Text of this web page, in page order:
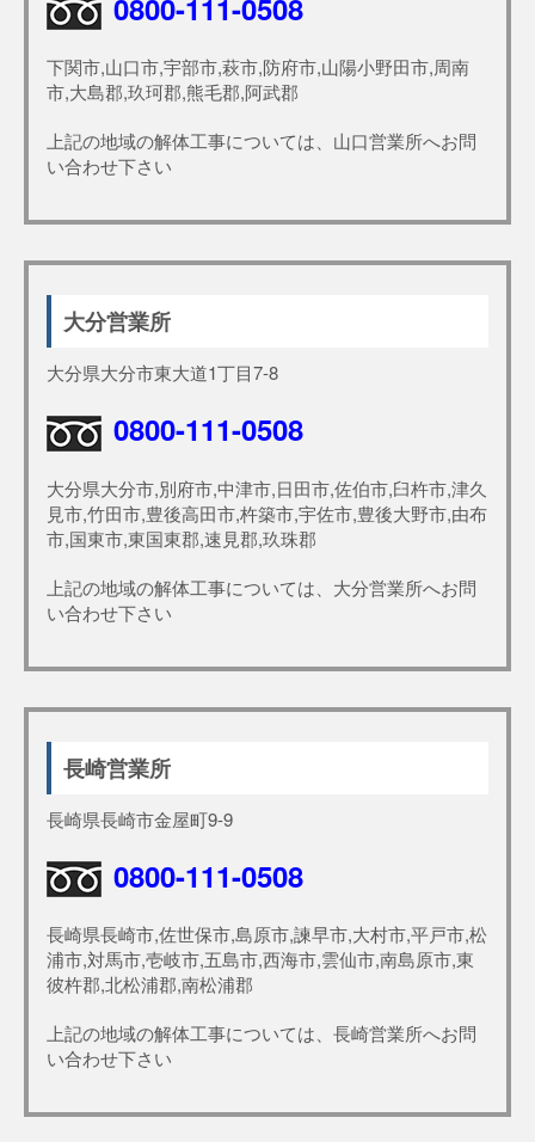
下関市,山口市,宇部市,萩市,防府市,山陽小野田市,周南
市,大島郡,玖珂郡,熊毛郡,阿武郡
上記の地域の解体工事については、山口営業所へお問
い合わせ下さい
大分営業所
大分県大分市東大道1丁目7-8
0800-111-0508
大分県大分市,別府市,中津市,日田市,佐伯市,臼杵市,津久
見市,竹田市,豊後高田市,杵築市,宇佐市,豊後大野市,由布
市,国東市,東国東郡,速見郡,玖珠郡
上記の地域の解体工事については、大分営業所へお問
い合わせ下さい
長崎営業所
長崎県長崎市金屋町9-9
0800-111-0508
長崎県長崎市,佐世保市,島原市,諫早市,大村市,平戸市,松
浦市,対馬市,壱岐市,五島市,西海市,雲仙市,南島原市,東
彼杵郡,北松浦郡,南松浦郡
上記の地域の解体工事については、長崎営業所へお問
い合わせ下さい